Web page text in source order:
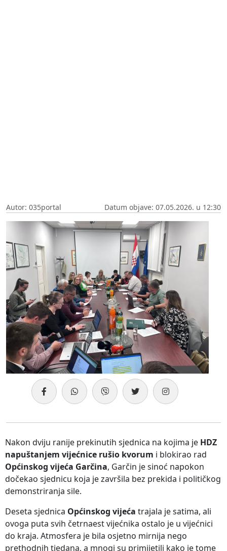
Autor: 035portal Datum objave: 07.05.2026. u 12:30
Nakon dviju ranije prekinutih sjednica na kojima je HDZ
napuštanjem vijećnice rušio kvorum i blokirao rad
Općinskog vijeća Garčina, Garčin je sinoć napokon
dočekao sjednicu koja je završila bez prekida i političkog
demonstriranja sile.
Deseta sjednica Općinskog vijeća trajala je satima, ali
ovoga puta svih četrnaest vijećnika ostalo je u vijećnici
do kraja. Atmosfera je bila osjetno mirnija nego
prethodnih tjedana, a mnogi su primijetili kako je tome